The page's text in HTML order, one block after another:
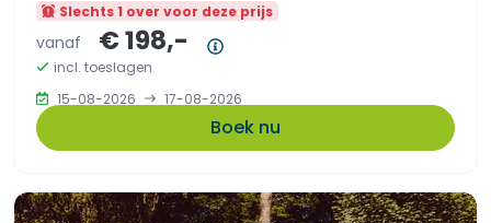
Slechts 1 over voor deze prijs
vanaf € 198,-
incl. toeslagen
15-08-2026
17-08-2026
Boek nu